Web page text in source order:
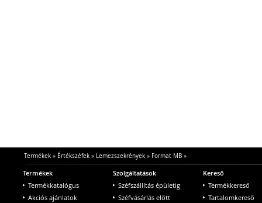
Termékek» Értékszéfek» Lemezszekrények» Format MB»
Termékek
Termékkatalógus
Akciós ajánlatok
Szolgáltatások
Széfszállítás épületig
Széfvásárlás előtt
Kereső
Termékkereső
Tartalomkereső